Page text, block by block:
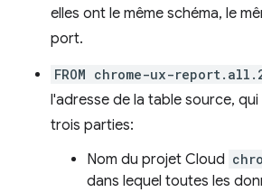
elles ont le même schéma, le
port.
FROM chrome-ux-
l'adresse de la table source,
trois parties:
Nom du projet Cloud
dans lequel toutes les